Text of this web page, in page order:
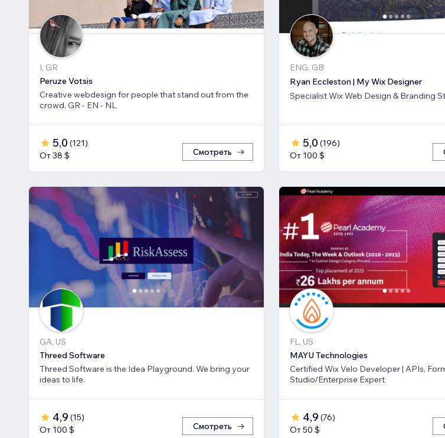
I, GR
Peruze Votsis
Creative webdesign for people that stand out from the
crowd. GR - EN - NL
5,0 (121)
От 38 $
Смотреть
ENG, GB
Ryan Eccleston | My Wix Designer
Specialist Wix Web Design & Branding
5,0 (196)
От 100 $
GA, US
Threed Software
Threed Software is the Idea Playground. We bring your
ideas to life.
4,9 (15)
От 100 $
Смотреть
FL, US
MAYU Technologies
Certified Wix Velo Developer | APIs,
Studio/Enterprise Expert
4,9 (76)
От 50 $